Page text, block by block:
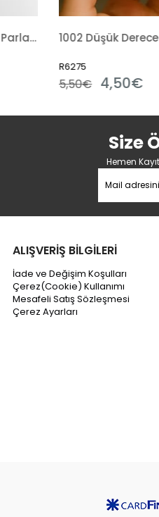
1002 Düşük Derece Opak Parlak Hazır Sıvı
4,80€
Size
Hemen
ALIŞVERİŞ BİLGİLERİ
İade ve Değişim Koşulları
Çerez(Cookie) Kullanımı
Mesafeli Satış Sözleşmesi
Çerez Ayarları